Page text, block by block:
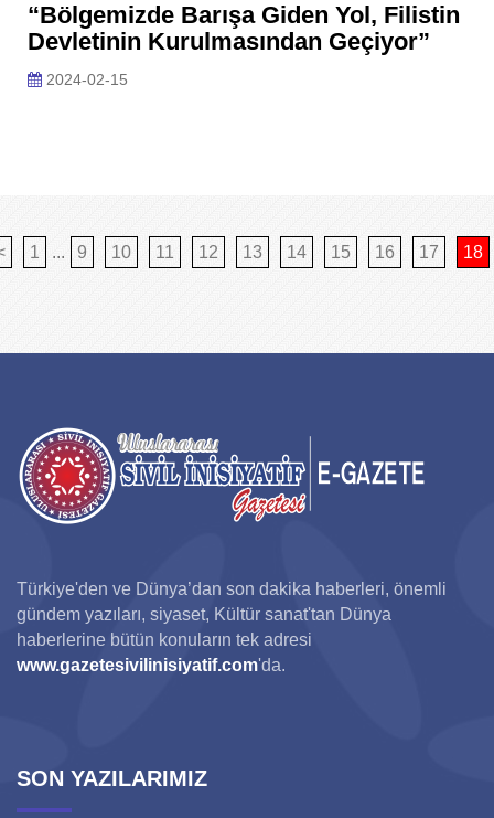
“Bölgemizde Barışa Giden Yol, Filistin
Devletinin Kurulmasından Geçiyor”
2024-02-15
1 ... 9 10 11 12 13 14 15 16 17 18
Türkiye'den ve Dünya’dan son dakika haberleri, önemli
gündem yazıları, siyaset, Kültür sanat'tan Dünya
haberlerine bütün konuların tek adresi
www.gazetesivilinisiyatif.com'da.
SON YAZILARIMIZ